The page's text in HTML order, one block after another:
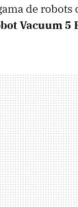
de robots
Vacuum 5